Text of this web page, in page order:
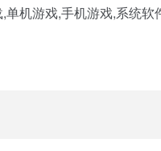
机游戏,手机游戏,系统